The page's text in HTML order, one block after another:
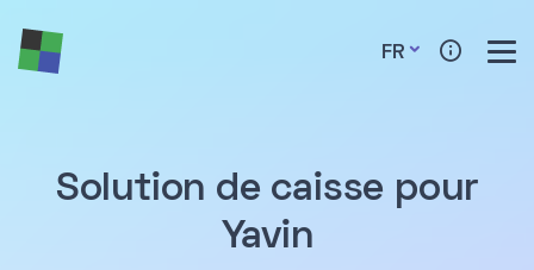
FR
Solution de caisse pour
Yavin